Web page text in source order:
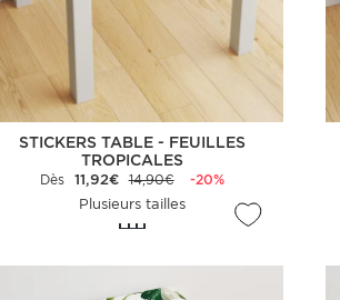
STICKERS TABLE - FEUILLES
TROPICALES
Dès 11,92€ 14,90€
-20%
Plusieurs tailles